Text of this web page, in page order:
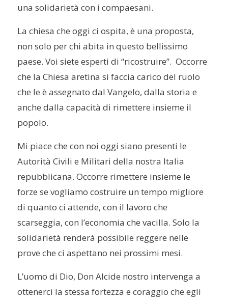
una solidarietà con i compaesani.
La chiesa che oggi ci ospita, è una proposta,
non solo per chi abita in questo bellissimo
paese. Voi siete esperti di “ricostruire”. Occorre
che la Chiesa aretina si faccia carico del ruolo
che le è assegnato dal Vangelo, dalla storia e
anche dalla capacità di rimettere insieme il
popolo.
Mi piace che con noi oggi siano presenti le
Autorità Civili e Militari della nostra Italia
repubblicana. Occorre rimettere insieme le
forze se vogliamo costruire un tempo migliore
di quanto ci attende, con il lavoro che
scarseggia, con l’economia che vacilla. Solo la
solidarietà renderà possibile reggere nelle
prove che ci aspettano nei prossimi mesi.
L’uomo di Dio, Don Alcide nostro intervenga a
ottenerci la stessa fortezza e coraggio che egli